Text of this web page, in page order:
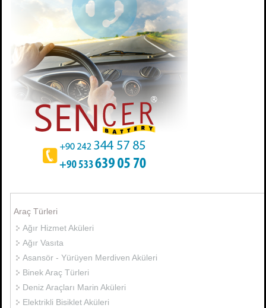
Araç Türleri
Ağır Hizmet Aküleri
Ağır Vasıta
Asansör - Yürüyen Merdiven Aküleri
Binek Araç Türleri
Deniz Araçları Marin Aküleri
Elektrikli Bisiklet Aküleri